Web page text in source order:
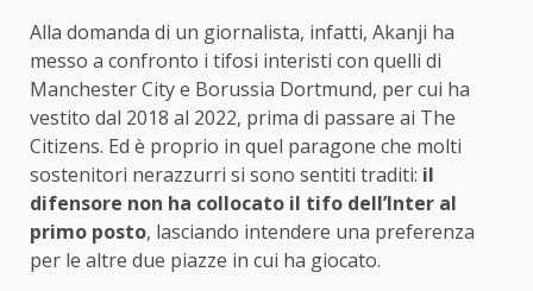
Alla domanda di un giornalista, infatti, Akanji ha
messo a confronto i tifosi interisti con quelli di
Manchester City e Borussia Dortmund, per cui ha
vestito dal 2018 al 2022, prima di passare ai The
Citizens. Ed è proprio in quel paragone che molti
sostenitori nerazzurri si sono sentiti traditi: il
difensore non ha collocato il tifo dell’Inter al
primo posto, lasciando intendere una preferenza
per le altre due piazze in cui ha giocato.